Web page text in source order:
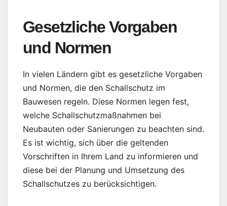
Gesetzliche Vorgaben
und Normen
In vielen Ländern gibt es gesetzliche Vorgaben
und Normen, die den Schallschutz im
Bauwesen regeln. Diese Normen legen fest,
welche Schallschutzmaßnahmen bei
Neubauten oder Sanierungen zu beachten sind.
Es ist wichtig, sich über die geltenden
Vorschriften in Ihrem Land zu informieren und
diese bei der Planung und Umsetzung des
Schallschutzes zu berücksichtigen.